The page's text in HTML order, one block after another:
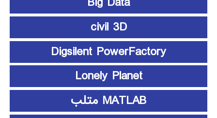
civil 3D
Digsilent PowerFactory
Lonely Planet
MATLAB متلب